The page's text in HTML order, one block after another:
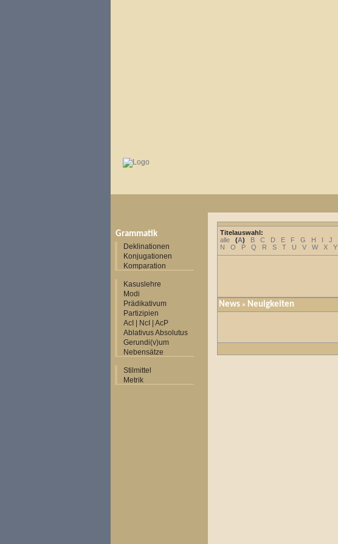
Grammatik
Deklinationen
Konjugationen
Komparation
Kasuslehre
Modi
Prädikativum
Partizipien
AcI | NcI | AcP
Ablativus Absolutus
Gerundi(v)um
Nebensätze
Stilmittel
Metrik
Titelauswahl:
alle
(A) B C D E F G H I J
N
O P Q R S T U V W X Y
News » Neuigkeiten